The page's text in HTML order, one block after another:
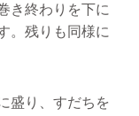
き終わりを下に
。残りも同様に
盛り、すだちを